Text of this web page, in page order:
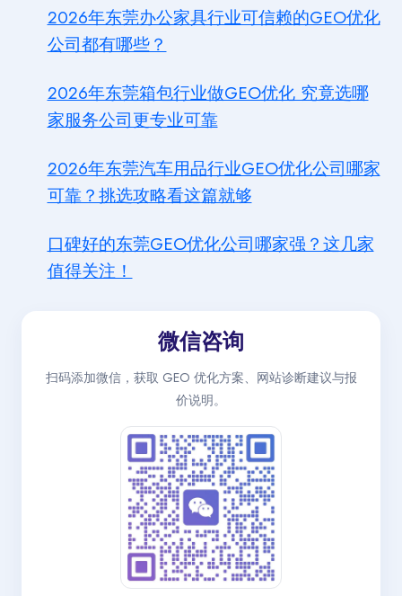
2026年东莞办公家具行业可信赖的GEO优化
公司都有哪些？
2026年东莞箱包行业做GEO优化 究竟选哪
家服务公司更专业可靠
2026年东莞汽车用品行业GEO优化公司哪家
可靠？挑选攻略看这篇就够
口碑好的东莞GEO优化公司哪家强？这几家
值得关注！
微信咨询
扫码添加微信，获取 GEO 优化方案、网站诊断建议与报
价说明。